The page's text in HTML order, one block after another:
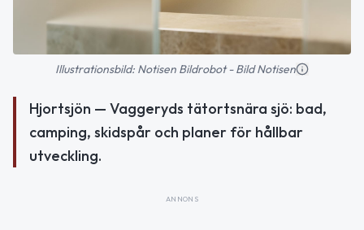
Illustrationsbild: Notisen Bildrobot - Bild Notisen
Hjortsjön — Vaggeryds tätortsnära sjö: bad,
camping, skidspår och planer för hållbar
utveckling.
ANNONS